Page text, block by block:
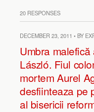
20 RESPONSES
DECEMBER 23, 2011 • BY
Umbra malefică
László. Fiul
mortem Aurel
desfiinteaza pe
al bisericii